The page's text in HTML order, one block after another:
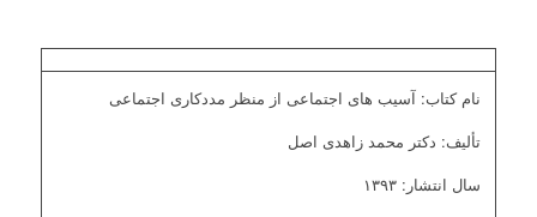
نام کتاب: آسیب های اجتماعی از منظر مددکاری اجتماعی
تألیف: دکتر محمد زاهدی اصل
سال انتشار: ۱۳۹۳